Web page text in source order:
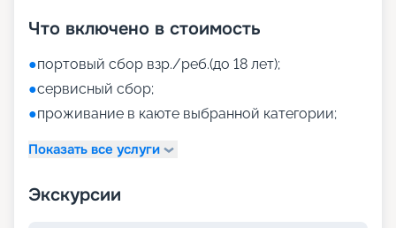
Что включено в стоимость
●портовый сбор взр./реб.(до 18 лет);
●сервисный сбор;
●проживание в каюте выбранной категории;
Показать все услуги
Экскурсии